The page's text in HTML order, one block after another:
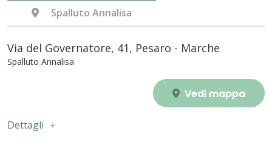
Spalluto Annalisa
Via del Governatore, 41, Pesaro - Marche
Spalluto Annalisa
Vedi mappa
Dettagli